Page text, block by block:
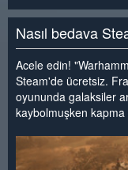
Nasıl bedava
Acele edin!
Steam'de ücretsiz.
oyununda galaksiler
kaybolmuşken kapma